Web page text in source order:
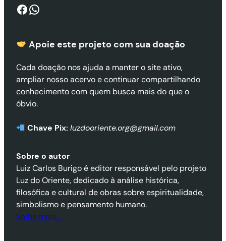
Facebook WhatsApp
Apoie este projeto com sua doação
Cada doação nos ajuda a manter o site ativo,
ampliar nosso acervo e continuar compartilhando
conhecimento com quem busca mais do que o
óbvio.
Chave Pix: luzdooriente.org@gmail.com
Sobre o autor
Luiz Carlos Burigo é editor responsável pelo projeto
Luz do Oriente, dedicado à análise histórica,
filosófica e cultural de obras sobre espiritualidade,
simbolismo e pensamento humano.
Saiba mais…